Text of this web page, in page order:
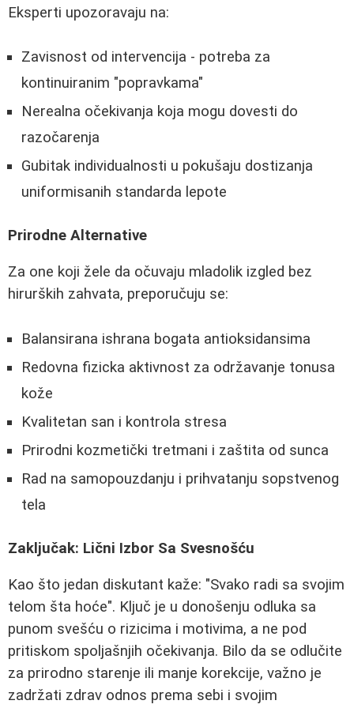
Eksperti upozoravaju na:
Zavisnost od intervencija - potreba za
kontinuiranim "popravkama"
Nerealna očekivanja koja mogu dovesti do
razočarenja
Gubitak individualnosti u pokušaju dostizanja
uniformisanih standarda lepote
Prirodne Alternative
Za one koji žele da očuvaju mladolik izgled bez
hirurških zahvata, preporučuju se:
Balansirana ishrana bogata antioksidansima
Redovna fizicka aktivnost za održavanje tonusa
kože
Kvalitetan san i kontrola stresa
Prirodni kozmetički tretmani i zaštita od sunca
Rad na samopouzdanju i prihvatanju sopstvenog
tela
Zaključak: Lični Izbor Sa Svesnošću
Kao što jedan diskutant kaže: "Svako radi sa svojim
telom šta hoće". Ključ je u donošenju odluka sa
punom svešću o rizicima i motivima, a ne pod
pritiskom spoljašnjih očekivanja. Bilo da se odlučite
za prirodno starenje ili manje korekcije, važno je
zadržati zdrav odnos prema sebi i svojim